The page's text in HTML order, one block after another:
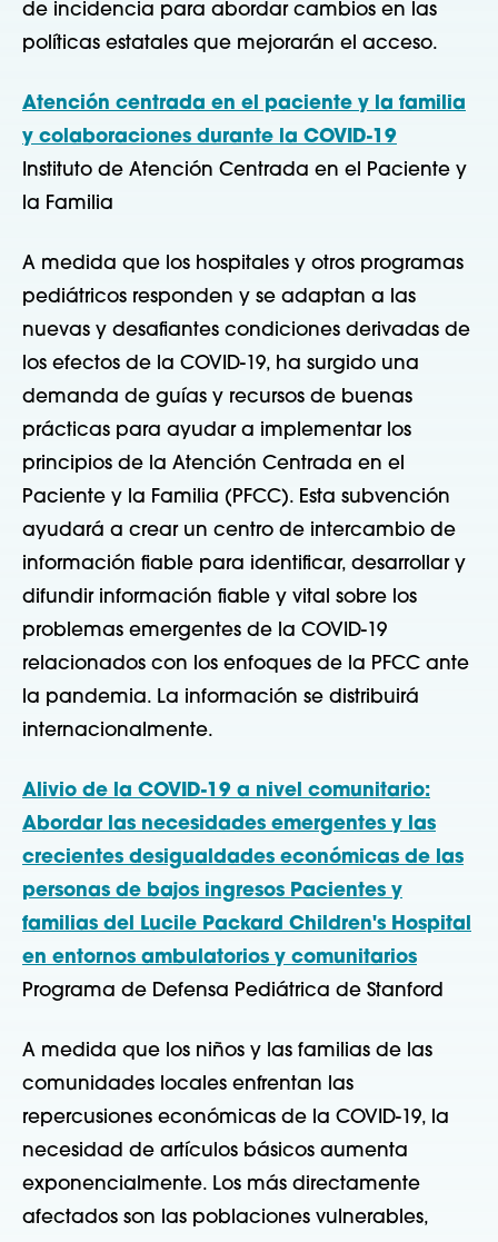
de incidencia para abordar cambios en las
políticas estatales que mejorarán el acceso.
Atención centrada en el paciente y la familia
y colaboraciones durante la COVID-19
Instituto de Atención Centrada en el Paciente y
la Familia
A medida que los hospitales y otros programas
pediátricos responden y se adaptan a las
nuevas y desafiantes condiciones derivadas de
los efectos de la COVID-19, ha surgido una
demanda de guías y recursos de buenas
prácticas para ayudar a implementar los
principios de la Atención Centrada en el
Paciente y la Familia (PFCC). Esta subvención
ayudará a crear un centro de intercambio de
información fiable para identificar, desarrollar y
difundir información fiable y vital sobre los
problemas emergentes de la COVID-19
relacionados con los enfoques de la PFCC ante
la pandemia. La información se distribuirá
internacionalmente.
Alivio de la COVID-19 a nivel comunitario:
Abordar las necesidades emergentes y las
crecientes desigualdades económicas de las
personas de bajos ingresos Pacientes y
familias del Lucile Packard Children's Hospital
en entornos ambulatorios y comunitarios
Programa de Defensa Pediátrica de Stanford
A medida que los niños y las familias de las
comunidades locales enfrentan las
repercusiones económicas de la COVID-19, la
necesidad de artículos básicos aumenta
exponencialmente. Los más directamente
afectados son las poblaciones vulnerables,